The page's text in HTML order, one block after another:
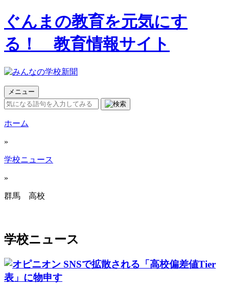
ぐんまの教育を元気にす
る！ 教育情報サイト
メニュー
ホーム
»
学校ニュース
»
群馬 高校
学校ニュース
SNSで拡散される「高校偏差値Tier
表」に物申す